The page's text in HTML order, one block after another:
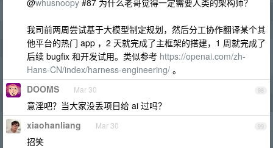
@whusnoopy #87 为什么老哥觉得一定需要人类的架构师？
我司前两周尝试基于大模型制定规划，然后分工协作翻译某个其
他平台的热门 app ，2 天就完成了主框架的搭建，1 周就完成了
后续 bugfix 和开发试用。类似参考 https://openai.com/zh-
Hans-CN/index/harness-engineering/ 。
98
DOOMS Mar 30
意淫吧？当大家没丢项目给 ai 过吗？
99
xiaohanliang Mar 30
招笑